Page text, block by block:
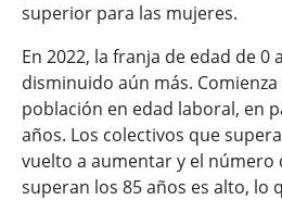
superior para las mujeres.
En 2022, la franja de edad de 0
disminuido aún más.
población en edad laboral, en
años. Los colectivos que
vuelto a aumentar y el número
superan los 85 años es alto, lo